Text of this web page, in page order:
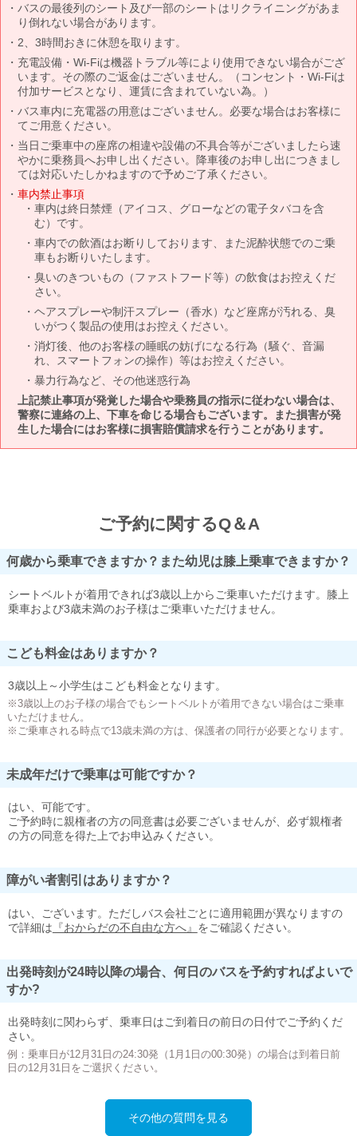
バスの最後列のシート及び一部のシートはリクライニングがあま
り倒れない場合があります。
2、3時間おきに休憩を取ります。
充電設備・Wi-Fiは機器トラブル等により使用できない場合がござ
います。その際のご返金はございません。（コンセント・Wi-Fiは
付加サービスとなり、運賃に含まれていない為。）
バス車内に充電器の用意はございません。必要な場合はお客様に
てご用意ください。
当日ご乗車中の座席の相違や設備の不具合等がございましたら速
やかに乗務員へお申し出ください。降車後のお申し出につきまし
ては対応いたしかねますので予めご了承ください。
車内禁止事項
車内は終日禁煙（アイコス、グローなどの電子タバコを含
む）です。
車内での飲酒はお断りしております、また泥酔状態でのご乗
車もお断りいたします。
臭いのきついもの（ファストフード等）の飲食はお控えくだ
さい。
ヘアスプレーや制汗スプレー（香水）など座席が汚れる、臭
いがつく製品の使用はお控えください。
消灯後、他のお客様の睡眠の妨げになる行為（騒ぐ、音漏
れ、スマートフォンの操作）等はお控えください。
暴力行為など、その他迷惑行為
上記禁止事項が発覚した場合や乗務員の指示に従わない場合は、
警察に連絡の上、下車を命じる場合もございます。また損害が発
生した場合にはお客様に損害賠償請求を行うことがあります。
ご予約に関するQ＆A
何歳から乗車できますか？また幼児は膝上乗車できますか？
シートベルトが着用できれば3歳以上からご乗車いただけます。膝上
乗車および3歳未満のお子様はご乗車いただけません。
こども料金はありますか？
3歳以上～小学生はこども料金となります。
※3歳以上のお子様の場合でもシートベルトが着用できない場合はご乗車
いただけません。
※ご乗車される時点で13歳未満の方は、保護者の同行が必要となります。
未成年だけで乗車は可能ですか？
はい、可能です。
ご予約時に親権者の方の同意書は必要ございませんが、必ず親権者
の方の同意を得た上でお申込みください。
障がい者割引はありますか？
はい、ございます。ただしバス会社ごとに適用範囲が異なりますの
で詳細は 『おからだの不自由な方へ』 をご確認ください。
出発時刻が24時以降の場合、何日のバスを予約すればよいで
すか?
出発時刻に関わらず、乗車日はご到着日の前日の日付でご予約くだ
さい。
例：乗車日が12月31日の24:30発（1月1日の00:30発）の場合は到着日前
日の12月31日をご選択ください。
その他の質問を見る